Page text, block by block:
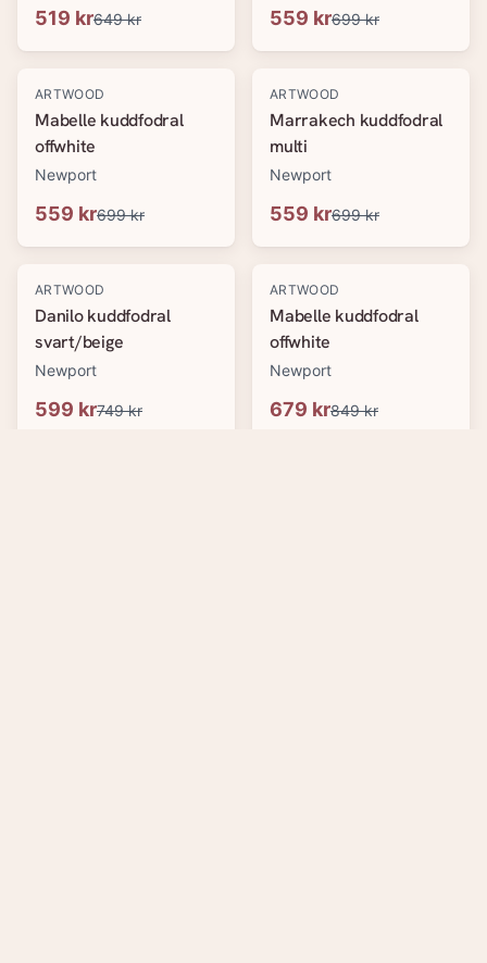
519 kr649 kr 559 kr699 kr
-20%
ARTWOOD
Mabelle kuddfodral
offwhite
Newport
559 kr699 kr
-20%
ARTWOOD
Marrakech kuddfodral
multi
Newport
559 kr699 kr
-20%
ARTWOOD
Danilo kuddfodral
svart/beige
Newport
599 kr749 kr
-20%
ARTWOOD
Mabelle kuddfodral
offwhite
Newport
679 kr849 kr